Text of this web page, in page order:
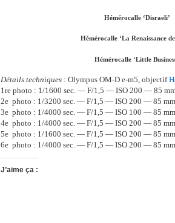
Hémérocalle ‘Disraeli’
Hémérocalle ‘La Renaissance de
Hémérocalle ‘Little
Détails techniques : Olympus OM-D e-m5, objectif
1re photo : 1/1600 sec. — F/1,5 — ISO 200 — 85
2e photo : 1/3200 sec. — F/1,5 — ISO 200 — 85 mm
3e photo : 1/4000 sec. — F/1,5 — ISO 100 — 85 mm
4e photo : 1/4000 sec. — F/1,5 — ISO 200 — 85 mm
5e photo : 1/1600 sec. — F/1,5 — ISO 200 — 85 mm
6e photo : 1/4000 sec. — F/1,5 — ISO 200 — 85 mm
J’aime ça :